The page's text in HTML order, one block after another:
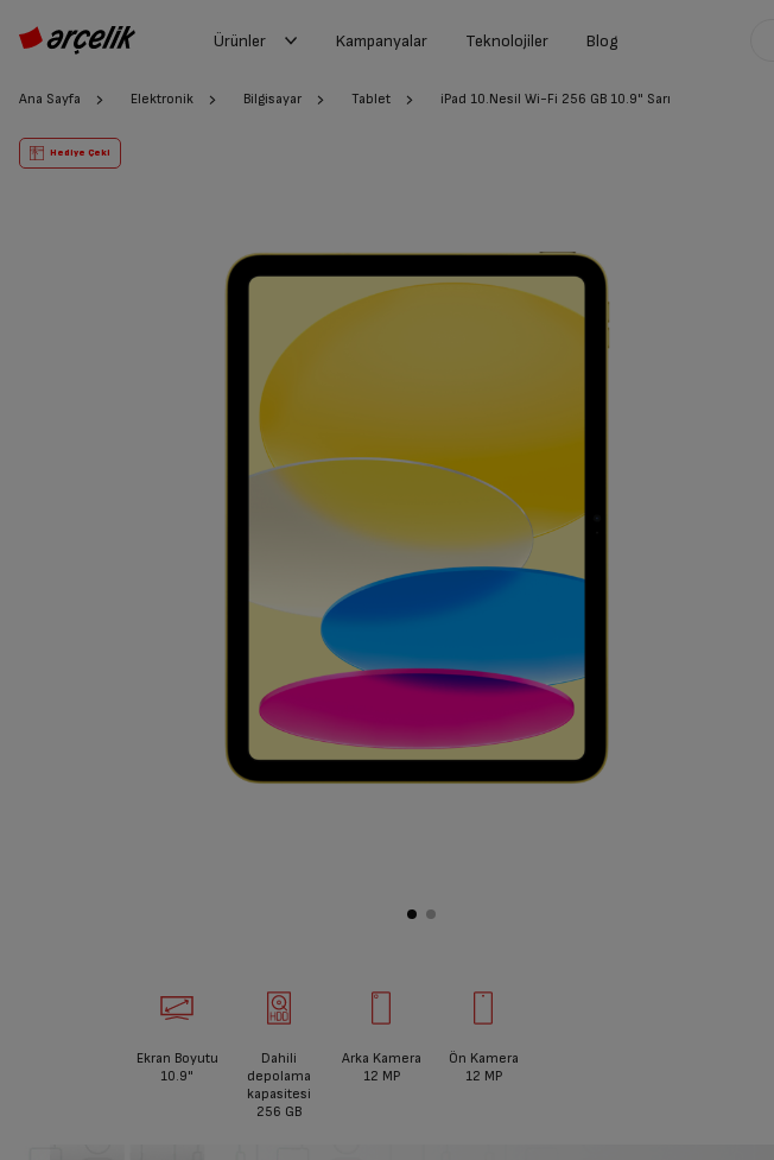
Ürünler Kampanyalar Teknolojiler Blog
Ana Sayfa Elektronik Bilgisayar Tablet iPad 10.Nesil Wi-Fi 256 GB 10.9" Sarı
Hediye Çeki
Ekran Boyutu
10.9"
Dahili
depolama
kapasitesi
256 GB
Arka Kamera
12 MP
Ön Kamera
12 MP